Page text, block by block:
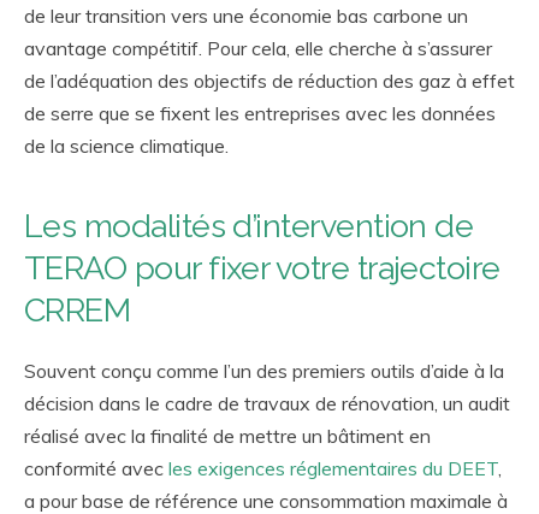
de leur transition vers une économie bas carbone un
avantage compétitif. Pour cela, elle cherche à s’assurer
de l’adéquation des objectifs de réduction des gaz à effet
de serre que se fixent les entreprises avec les données
de la science climatique.
Les modalités d’intervention de
TERAO pour fixer votre trajectoire
CRREM
Souvent conçu comme l’un des premiers outils d’aide à la
décision dans le cadre de travaux de rénovation, un audit
réalisé avec la finalité de mettre un bâtiment en
conformité avec les exigences réglementaires du DEET
a pour base de référence une consommation maximale à